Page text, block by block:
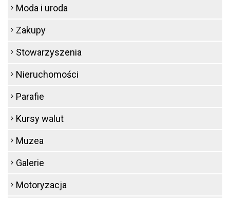
Moda i uroda
Zakupy
Stowarzyszenia
Nieruchomości
Parafie
Kursy walut
Muzea
Galerie
Motoryzacja